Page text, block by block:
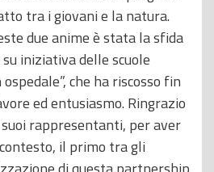
tra i giovani e la natura.
due anime è stata la sfida
iniziativa delle scuole
che ha riscosso fin
ed entusiasmo. Ringrazio
rappresentanti, per aver
il primo tra gli